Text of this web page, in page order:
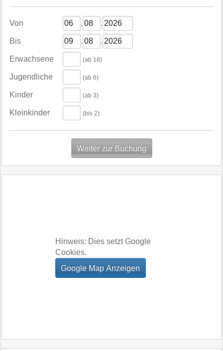
Von . .
Bis . .
Erwachsene (ab 18)
Jugendliche (ab 6)
Kinder (ab 3)
Kleinkinder (bis 2)
Hinweis: Dies setzt Google
Cookies.